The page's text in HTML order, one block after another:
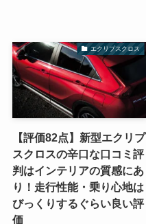
エクリプスクロス
【評価82点】新型エクリプ
スクロスの辛口な口コミ評
判はインテリアの質感にあ
り！走行性能・乗り心地は
びっくりするぐらい良い評
価